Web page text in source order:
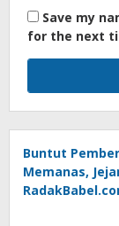
Save my
for the next
Buntut
Memanas,